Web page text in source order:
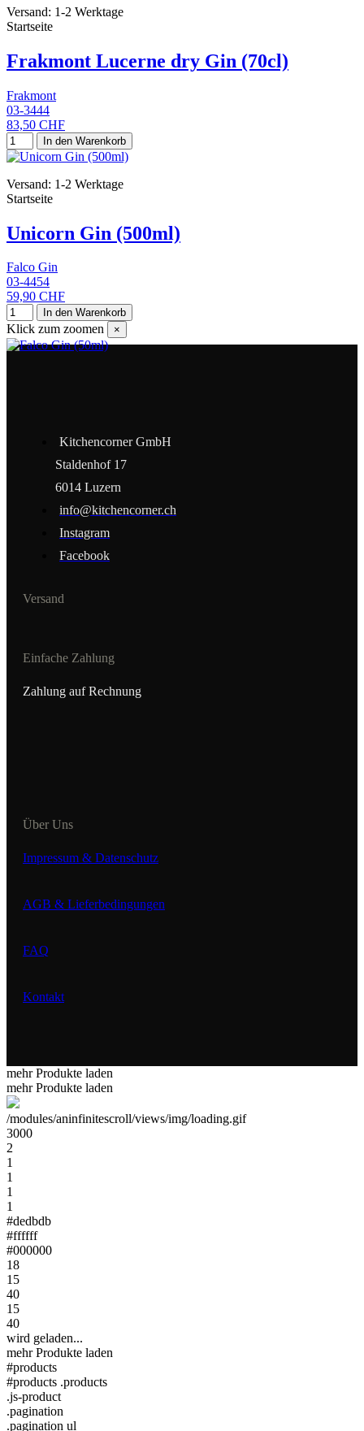
Versand: 1-2 Werktage
Startseite
Frakmont Lucerne dry Gin (70cl)
Frakmont
03-3444
83,50 CHF
In den Warenkorb
Versand: 1-2 Werktage
Startseite
Unicorn Gin (500ml)
Falco Gin
03-4454
59,90 CHF
In den Warenkorb
Klick zum zoomen ×
Kitchencorner GmbH
Staldenhof 17
6014 Luzern
info@kitchencorner.ch
Instagram
Facebook
Versand
Einfache Zahlung
Zahlung auf Rechnung
Über Uns
Impressum & Datenschutz
AGB & Lieferbedingungen
FAQ
Kontakt
mehr Produkte laden
mehr Produkte laden
/modules/aninfinitescroll/views/img/loading.gif
3000
2
1
1
1
1
#dedbdb
#ffffff
#000000
18
15
40
15
40
wird geladen...
mehr Produkte laden
#products
#products .products
.js-product
.pagination
.pagination ul